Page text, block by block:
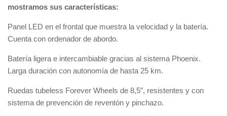
mostramos sus características:
Panel LED en el frontal que muestra la velocidad y la batería.
Cuenta con ordenador de abordo.
Batería ligera e intercambiable gracias al sistema Phoenix.
Larga duración con autonomía de hasta 25 km.
Ruedas tubeless Forever Wheels de 8,5”, resistentes y con
sistema de prevención de reventón y pinchazo.